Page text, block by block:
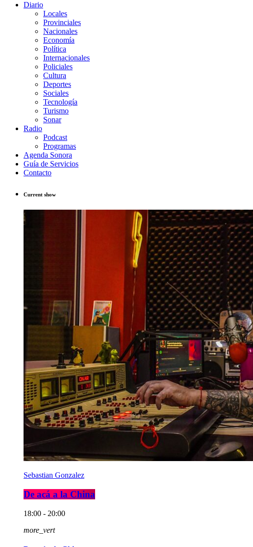
Diario
Locales
Provinciales
Nacionales
Economía
Política
Internacionales
Policiales
Cultura
Deportes
Sociales
Tecnología
Turismo
Sonar
Radio
Podcast
Programas
Agenda Sonora
Guía de Servicios
Contacto
Current show
Sebastian Gonzalez
De acá a la China
18:00 - 20:00
more_vert